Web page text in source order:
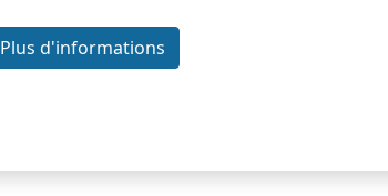
Plus d'informations